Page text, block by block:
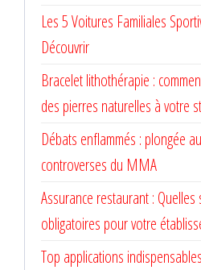
Les 5 Voitures Familiales
Découvrir
Bracelet lithothérapie :
des pierres naturelles à votre
Débats enflammés : plongée
controverses du MMA
Assurance restaurant :
obligatoires pour votre
Top applications